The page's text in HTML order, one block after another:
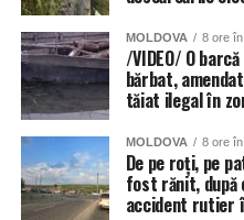
MOLDOVA 8 ore
/VIDEO/ O
bărbat,
tăiat ilegal în
MOLDOVA 8 ore
De pe roți, pe
fost rănit,
accident rutier